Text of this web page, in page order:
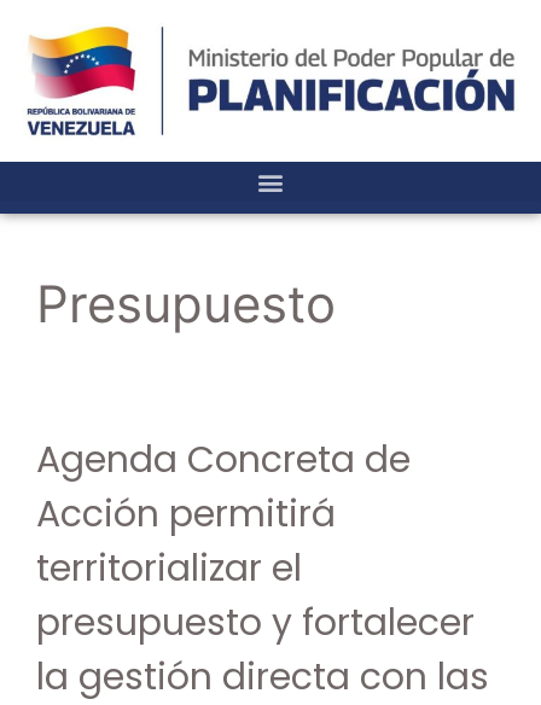
Presupuesto
Agenda Concreta de
Acción permitirá
territorializar el
presupuesto y fortalecer
la gestión directa con las